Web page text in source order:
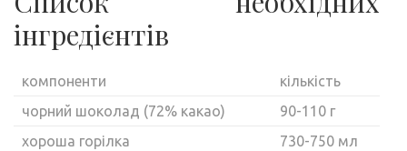
інгредієнтів
компоненти
кількість
чорний шоколад (72% какао)
90-110 г
хороша горілка
730-750 мл